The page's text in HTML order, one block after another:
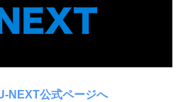
NEXT公式ページへ